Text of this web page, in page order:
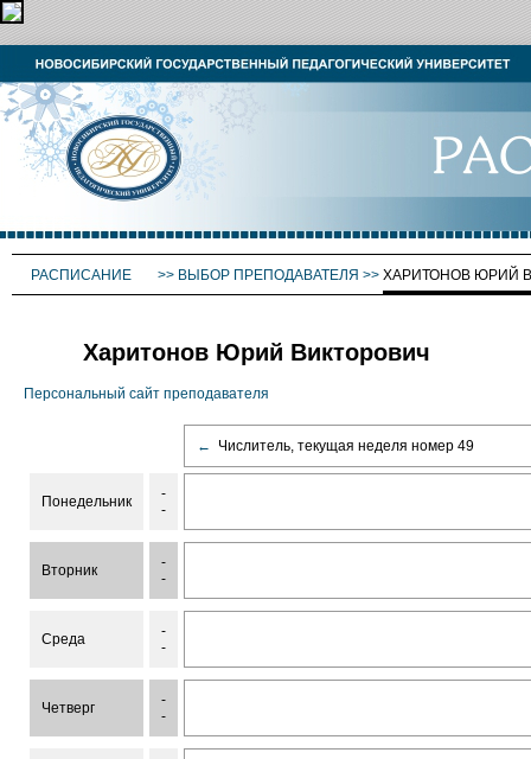
РАСПИСАНИЕ >> ВЫБОР ПРЕПОДАВАТЕЛЯ >> ХАРИТОНОВ ЮРИЙ
Харитонов Юрий Викторович
Персональный сайт преподавателя
← Числитель, текущая неделя номер 49
Понедельник
-
-
Вторник
-
-
Среда
-
-
Четверг
-
-